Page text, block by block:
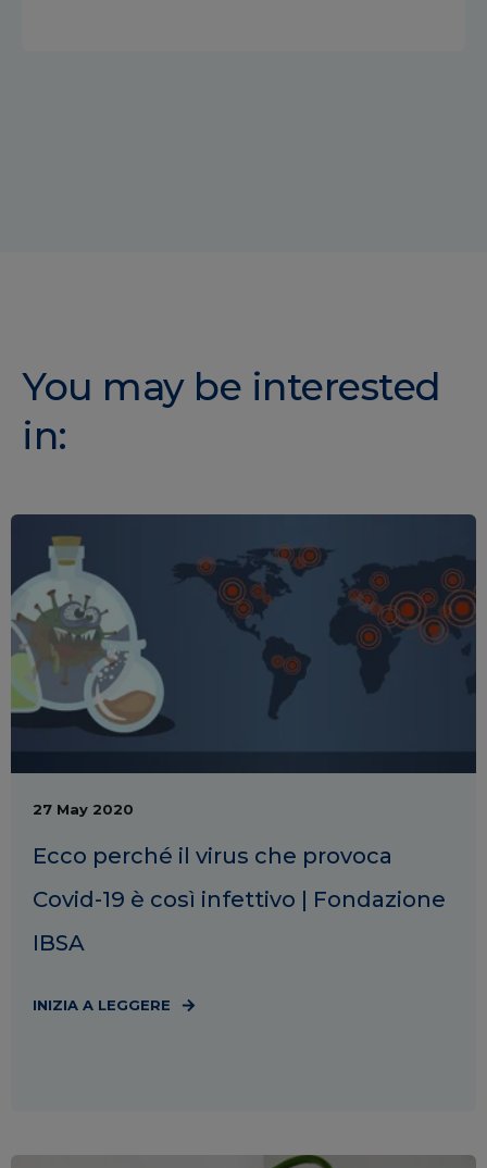
You may be interested
in:
27 May 2020
Ecco perché il virus che provoca
Covid-19 è così infettivo | Fondazione
IBSA
INIZIA A LEGGERE